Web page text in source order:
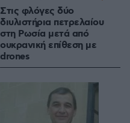
Στις φλόγες δύο
διυλιστήρια πετρελαίου
στη Ρωσία μετά από
ουκρανική επίθεση με
drones